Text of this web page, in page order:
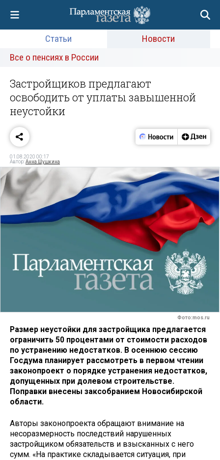
Статьи
Новости
Все о пенсиях в России
Застройщиков предлагают
освободить от уплаты завышенной
неустойки
01.08.2020 00:17
Автор:Анна Шушкина
Фото:mos.ru
Размер неустойки для застройщика предлагается
ограничить 50 процентами от стоимости расходов
по устранению недостатков. В осеннюю сессию
Госдума планирует рассмотреть в первом чтении
законопроект о порядке устранения недостатков,
допущенных при долевом строительстве.
Поправки внесены заксобранием Новосибирской
области.
Авторы законопроекта обращают внимание на
несоразмерность последствий нарушенных
застройщиком обязательств и взысканных с него
сумм. «На практике складывается ситуация, при